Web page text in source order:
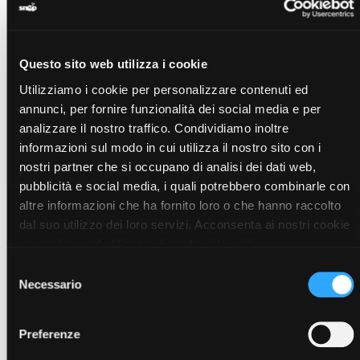
Questo sito web utilizza i cookie
Utilizziamo i cookie per personalizzare contenuti ed
annunci, per fornire funzionalità dei social media e per
analizzare il nostro traffico. Condividiamo inoltre
informazioni sul modo in cui utilizza il nostro sito con i
nostri partner che si occupano di analisi dei dati web,
pubblicità e social media, i quali potrebbero combinarle con
altre informazioni che ha fornito loro o che hanno raccolto
dal suo utilizzo dei loro servizi. Acconsenta ai nostri cookie
delNecessario
Preferenze
controllo del peso.
una cena nutriente, Snep PLUS è studiato per garantire una
controllo le calorie.
Scegli i tuoi preferiti tra tante varietà di gusti e versioni:
Formula classica
· Plus Vaniglia
· Plus Cappuccino
· Plus Crema e Biscotto
· Plus Passion fruit
· Plus Gogi e Acai
· Vegan Plus Ananas (senza soia)
aggiunti)